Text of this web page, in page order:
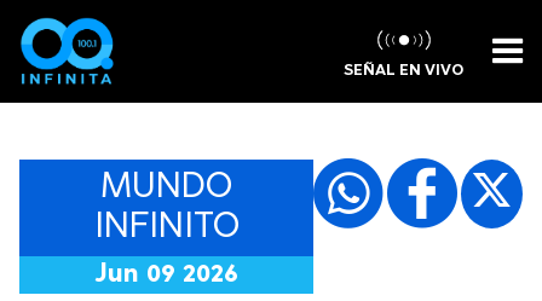
SEÑAL EN VIVO
MUNDO
INFINITO
Jun 09 2026